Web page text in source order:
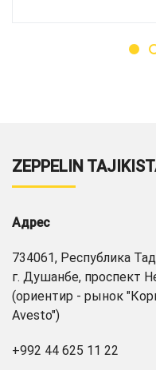
ZEPPELIN
Адрес
734061, Республика
г. Душанбе, проспект
(ориентир - рынок
Avesto")
+992 44 625 11 22